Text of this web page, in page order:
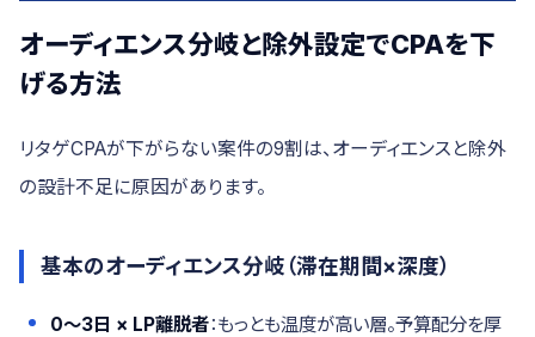
オーディエンス分岐と除外設定でCPAを下
げる方法
リタゲCPAが下がらない案件の9割は、オーディエンスと除外
の設計不足に原因があります。
基本のオーディエンス分岐（滞在期間×深度）
0〜3日 × LP離脱者：もっとも温度が高い層。予算配分を厚